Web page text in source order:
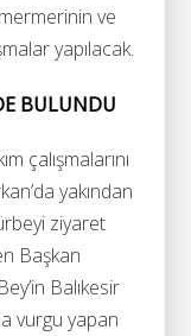
ve
yapılacak.
BULUNDU
çalışmalarını
yakından
ziyaret
Başkan
Balıkesir
vurgu yapan